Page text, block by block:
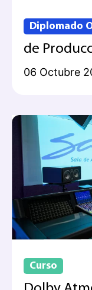
Diplomado
de
06 Octubre
Curso